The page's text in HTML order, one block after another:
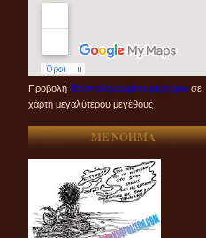
Προβολή Τα αποθηκευμένα μέρη μου σε
χάρτη μεγαλύτερου μεγέθους
ME NOHMA